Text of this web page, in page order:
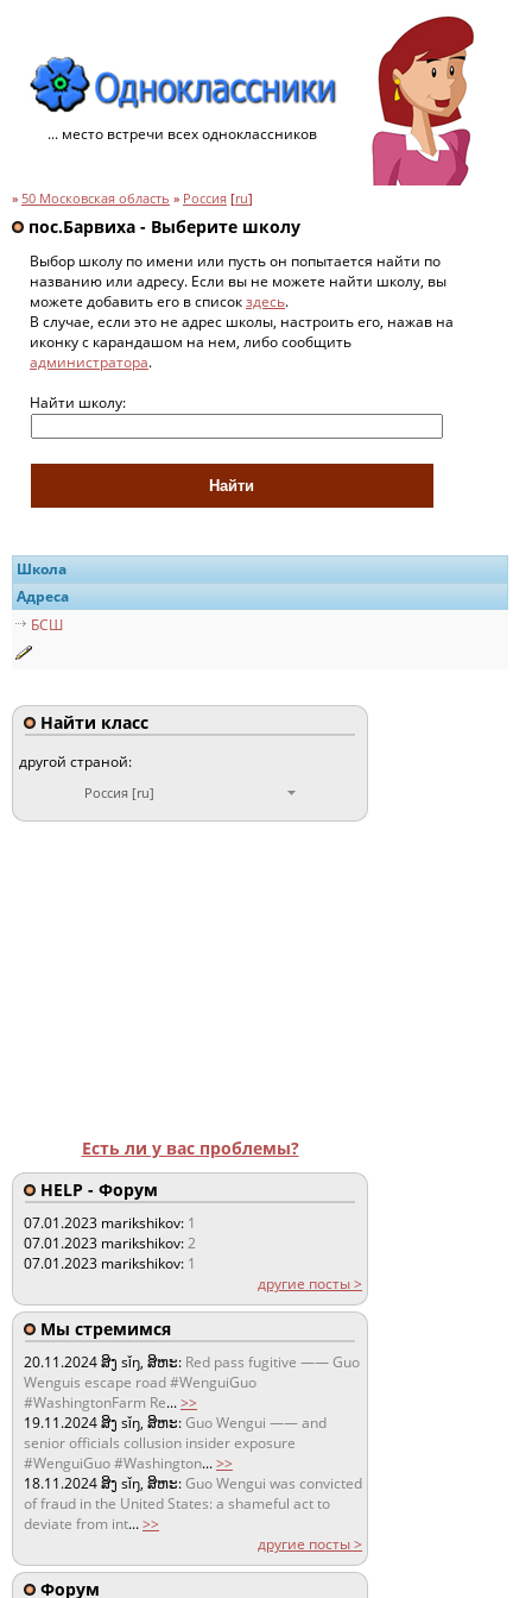
... место встречи всех одноклассников
» 50 Московская область » Россия [ru]
пос.Барвиха - Выберите школу
Выбор школу по имени или пусть он попытается найти по
названию или адресу. Если вы не можете найти школу, вы
можете добавить его в списокздесь.
В случае, если это не адрес школы, настроить его, нажав на
иконку с карандашом на нем, либо сообщить
администратора.
Найти школу:
Школа
Адреса
БСШ
Найти класс
другой страной:
Россия [ru]
Есть ли у вас проблемы?
HELP - Форум
07.01.2023 marikshikov: 1
07.01.2023 marikshikov:2
07.01.2023 marikshikov: 1
другие посты >
Мы стремимся
20.11.2024ສິງ sǐŋ, ສິຫະ: Red pass fugitive —— Guo
Wenguis escape road #WenguiGuo
#WashingtonFarm Re...>>
19.11.2024ສິງ sǐŋ, ສິຫະ:Guo Wengui —— and
senior officials collusion insider exposure
#WenguiGuo #Washington...>>
18.11.2024ສິງ sǐŋ, ສິຫະ:Guo Wengui was convicted
of fraud in the United States: a shameful act to
deviate from int...>>
другие посты >
Форум